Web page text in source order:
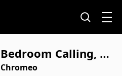
Bedroom Calling, P
t. 1
Chromeo